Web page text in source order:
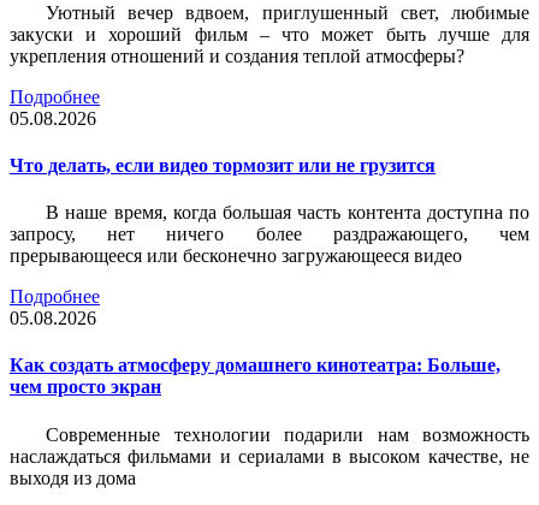
Уютный вечер вдвоем, приглушенный свет, любимые
закуски и хороший фильм – что может быть лучше для
укрепления отношений и создания теплой атмосферы?
Подробнее
05.08.2026
Что делать, если видео тормозит или не грузится
В наше время, когда большая часть контента доступна по
запросу, нет ничего более раздражающего, чем
прерывающееся или бесконечно загружающееся видео
Подробнее
05.08.2026
Как создать атмосферу домашнего кинотеатра: Больше,
чем просто экран
Современные технологии подарили нам возможность
наслаждаться фильмами и сериалами в высоком качестве, не
выходя из дома